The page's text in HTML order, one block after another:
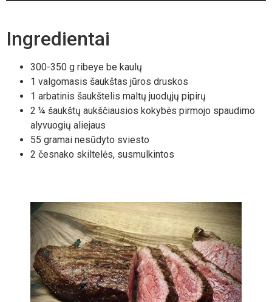
Ingredientai
300-350 g ribeye be kaulų
1 valgomasis šaukštas jūros druskos
1 arbatinis šaukštelis maltų juodųjų pipirų
2 ¼ šaukštų aukščiausios kokybės pirmojo spaudimo
alyvuogių aliejaus
55 gramai nesūdyto sviesto
2 česnako skiltelės, susmulkintos